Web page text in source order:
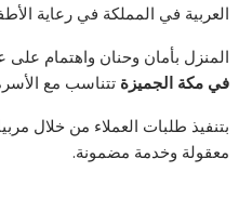
العربية في المملكة في رعاية
المنزل بأمان وحنان واهتمام على
في مكة الجميزة تتناسب مع
بتنفيذ طلبات العملاء من خلال
معقولة وخدمة مضمونة.